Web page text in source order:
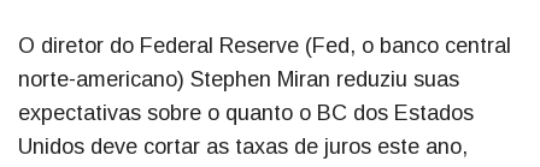
O diretor do Federal Reserve (Fed, o banco central
norte-americano) Stephen Miran reduziu suas
expectativas sobre o quanto o BC dos Estados
Unidos deve cortar as taxas de juros este ano,